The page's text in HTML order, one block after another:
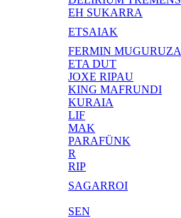
EH SUKARRA
ETSAIAK
FERMIN MUGURUZA
ETA DUT
JOXE RIPAU
KING MAFRUNDI
KURAIA
LIF
MAK
PARAFÜNK
R
RIP
SAGARROI
SEN